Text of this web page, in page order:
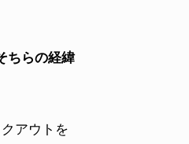
ちらの経緯
アウトを